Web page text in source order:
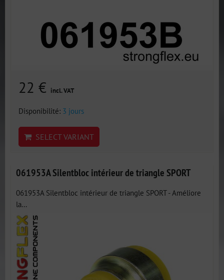
22 € incl. VAT
Disponibilité: 3 jours
SELECT VARIANT
061953A Silentbloc intérieur de triangle SPORT
061953A Silentbloc intérieur de triangle SPORT - Améliore
la...